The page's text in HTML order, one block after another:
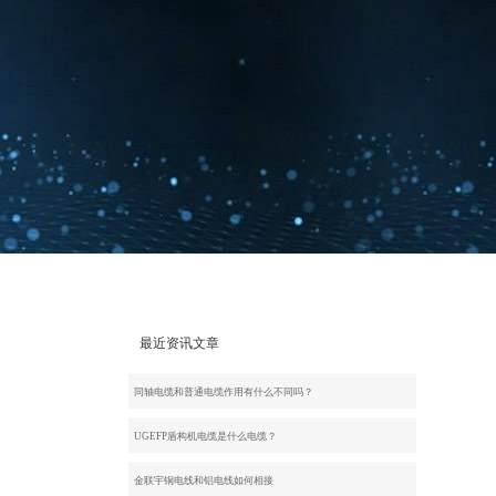
最近资讯文章
同轴电缆和普通电缆作用有什么不同吗？
​UGEFP盾构机电缆是什么电缆？
金联宇铜电线和铝电线如何相接